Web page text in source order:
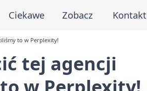
Ciekawe Zobacz Kontakt
to w Perplexity!
tej agencji